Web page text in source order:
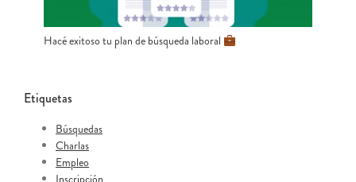
Hacé exitoso tu plan de búsqueda laboral
Etiquetas
Búsquedas
Charlas
Empleo